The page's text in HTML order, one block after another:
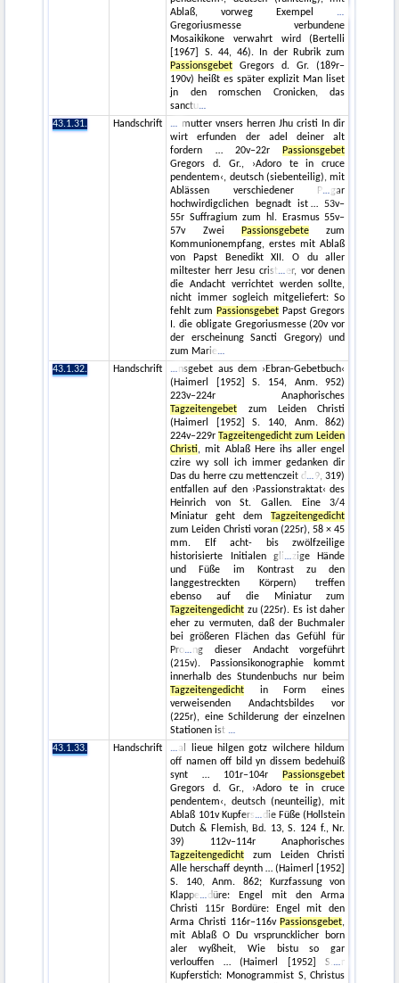
Ablaß, vorweg Exempel
Gregoriusmesse verbundene
Mosaikikone verwahrt wird (Bertelli
[1967] S. 44, 46). In der Rubrik zum
Passionsgebet Gregors d. Gr. (189r–
190v) heißt es später explizit Man liset
jn den romschen Cronicken, das
sanctu
43.1.31.
Handschrift
mutter vnsers herren Jhu cristi In dir
wirt erfunden der adel deiner alt
fordern … 20v–22r
Passionsgebet
Gregors d. Gr., ›Adoro te in cruce
pendentem‹, deutsch (siebenteilig), mit
Ablässen verschiedener P
gar
hochwirdigclichen begnadt ist … 53v–
55r Suffragium zum hl. Erasmus 55v–
57v Zwei
Passionsgebetezum
Kommunionempfang, erstes mit Ablaß
von Papst Benedikt XII. O du aller
miltester herr Jesu crist
er, vor denen
die Andacht verrichtet werden sollte,
nicht immer sogleich mitgeliefert: So
fehlt zum Passionsgebet Papst Gregors
I. die obligate Gregoriusmesse (20v vor
der erscheinung Sancti Gregory) und
zum Marie
43.1.32.
Handschrift
nsgebet aus dem ›Ebran-Gebetbuch‹
(Haimerl [1952] S. 154, Anm. 952)
223v–224r Anaphorisches
Tagzeitengebet zum Leiden Christi
(Haimerl [1952] S. 140, Anm. 862)
224v–229r
Tagzeitengedicht zum Leiden
Christi, mit Ablaß Here ihs aller engel
czire wy soll ich immer gedanken dir
Das du herre czu mettenczeit d
9, 319)
entfallen auf den ›Passionstraktat‹ des
Heinrich von St. Gallen. Eine 3/4
Miniatur geht dem
Tagzeitengedicht
zum Leiden Christi voran (225r), 58 × 45
mm. Elf acht- bis zwölfzeilige
historisierte Initialen gli
zige Hände
und Füße im Kontrast zu den
langgestreckten Körpern) treffen
ebenso auf die Miniatur zum
Tagzeitengedicht zu (225r). Es ist daher
eher zu vermuten, daß der Buchmaler
bei größeren Flächen das Gefühl für
Pro
ng dieser Andacht vorgeführt
(215v). Passionsikonographie kommt
innerhalb des Stundenbuchs nur beim
Tagzeitengedicht in Form eines
verweisenden Andachtsbildes vor
(225r), eine Schilderung der einzelnen
Stationen ist
43.1.33.
Handschrift
al lieue hilgen gotz wilchere hildum
off namen off bild yn dissem bedehuiß
synt … 101r–104r
Passionsgebet
Gregors d. Gr., ›Adoro te in cruce
pendentem‹, deutsch (neunteilig), mit
Ablaß 101v Kupfers
die Füße (Hollstein
Dutch & Flemish, Bd. 13, S. 124 f., Nr.
39) 112v–114r Anaphorisches
Tagzeitengedicht zum Leiden Christi
Alle herschaff deynth … (Haimerl [1952]
S. 140, Anm. 862; Kurzfassung von
Klappe
düre: Engel mit den Arma
Christi 115r Bordüre: Engel mit den
Arma Christi 116r–116v Passionsgebet,
mit Ablaß O Du vrspruncklicher born
aler wyßheit, Wie bistu so gar
verlouffen … (Haimerl [1952] S.
r
Kupferstich: Monogrammist S, Christus